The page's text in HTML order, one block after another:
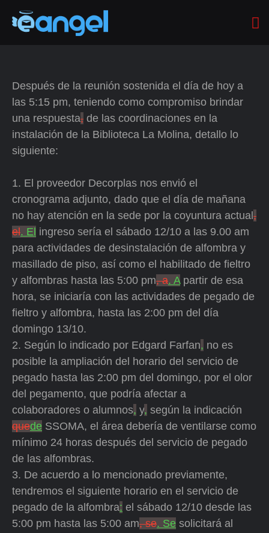
Después de la reunión sostenida el día de hoy a
las 5:15 pm, teniendo como compromiso brindar
una respuesta, de las coordinaciones en la
instalación de la Biblioteca La Molina, detallo lo
siguiente:
1. El proveedor Decorplas nos envió el
cronograma adjunto, dado que el día de mañana
no hay atención en la sede por la coyuntura actual ,
el. El ingreso sería el sábado 12/10 a las 9.00 am
para actividades de desinstalación de alfombra y
masillado de piso, así como el habilitado de fieltro
y alfombras hasta las 5:00 pm, a. Apartir de esa
hora, se iniciaría con las actividades de pegado de
fieltro y alfombra, hasta las 2:00 pm del día
domingo 13/10.
2. Según lo indicado por Edgard Farfan, no es
posible la ampliación del horario del servicio de
pegado hasta las 2:00 pm del domingo, por el olor
del pegamento, que podría afectar a
colaboradores o alumnos, y, según la indicación
quede SSOMA, el área debería de ventilarse como
mínimo 24 horas después del servicio de pegado
de las alfombras.
3. De acuerdo a lo mencionado previamente,
tendremos el siguiente horario en el servicio de
pegado de la alfombra: el sábado 12/10 desde las
5:00 pm hasta las 5:00 am, se. Se solicitará al